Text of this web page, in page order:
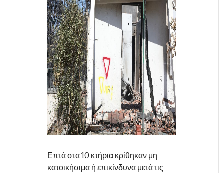
Επτά στα 10 κτήρια κρίθηκαν μη
κατοικήσιμα ή επικίνδυνα μετά τις